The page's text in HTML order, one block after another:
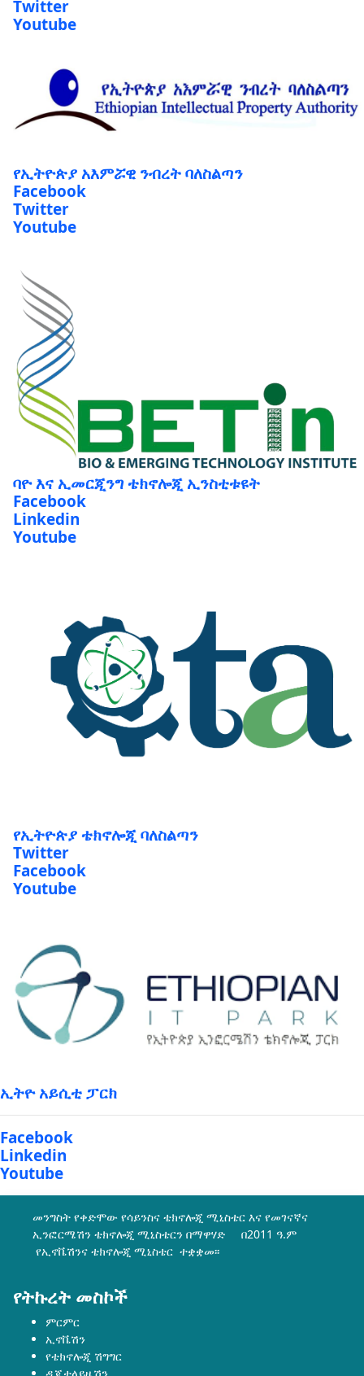
Youtube
Facebook
Twitter
Youtube
ባዮ እና ኢመርጂንግ ቴክኖሎጂ ኢንስቲቱዩት
Facebook
Linkedin
Youtube
Twitter
Facebook
Youtube
Facebook
Linkedin
Youtube
መንግስት የቀድሞው የሳይንስና ቴክኖሎጂ ሚኒስቴር እና የመገናኛና
ኢንፎርሜሽን ቴክኖሎጂ ሚኒስቴርን በማዋሃድ በ2011 ዓ.ም
የኢኖቬሽንና ቴክኖሎጂ ሚኒስቴር ተቋቋመ፡፡
ምርምር
ኢኖቬሽን
የቴክኖሎጂ ሽግግር
ዲጂታላይዜሽን